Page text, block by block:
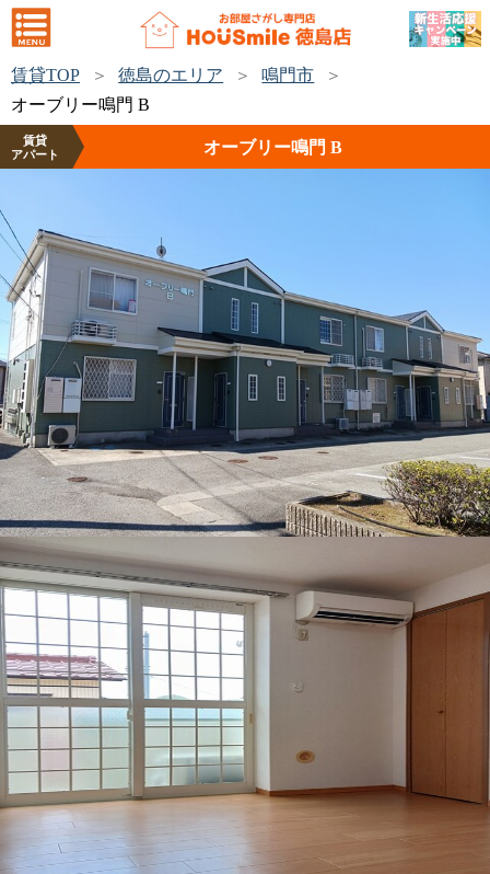
賃貸TOP 徳島のエリア
鳴門市
オーブリー鳴門 B
賃貸
アパート
オーブリー鳴門 B